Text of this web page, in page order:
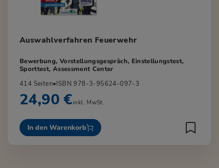
Auswahlverfahren Feuerwehr
Bewerbung, Vorstellungsgespräch, Einstellungstest,
Sporttest, Assessment Center
414 Seiten•ISBN 978-3-95624-097-3
24,90 €inkl. MwSt.
In den Warenkorb